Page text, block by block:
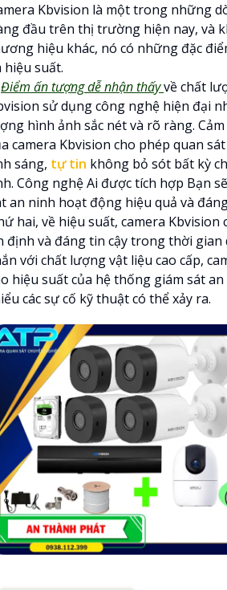
Kbvision là một trong những
đầu trên thị trường hiện nay, và
hiệu khác, nó có những đặc
hiệu suất.
Điểm ấn tượng dễ nhận thấyvề chất
sử dụng công nghệ hiện đại
hình ảnh sắc nét và rõ ràng.
camera Kbvision cho phép quan
sáng, tự tin không bỏ sót bất kỳ
Công nghệ Ai được tích hợp Bạn
an ninh hoạt động hiệu quả và
hai, về hiệu suất, camera
định và đáng tin cậy trong thời gian
với chất lượng vật liệu cao cấp,
hiệu suất của hệ thống giám sát
các sự cố kỹ thuật có thể xảy ra.